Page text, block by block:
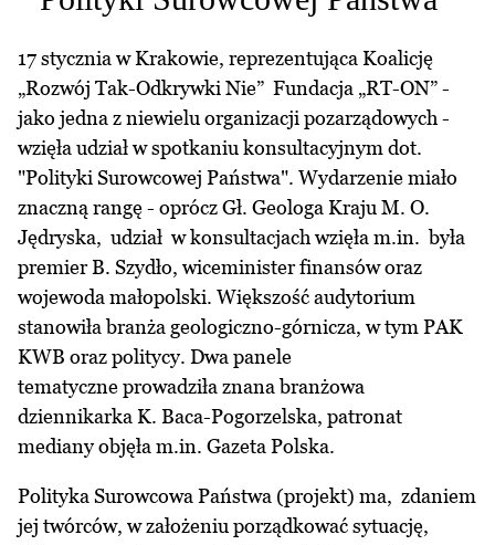
17 stycznia w Krakowie, reprezentująca Koalicję
„Rozwój Tak-Odkrywki Nie” Fundacja „RT-ON” -
jako jedna z niewielu organizacji pozarządowych -
wzięła udział w spotkaniu konsultacyjnym dot.
"Polityki Surowcowej Państwa". Wydarzenie miało
znaczną rangę - oprócz Gł. Geologa Kraju M. O.
Jędryska, udział w konsultacjach wzięła m.in. była
premier B. Szydło, wiceminister finansów oraz
wojewoda małopolski. Większość audytorium
stanowiła branża geologiczno-górnicza, w tym PAK
KWB oraz politycy. Dwa panele
tematyczne prowadziła znana branżowa
dziennikarka K. Baca-Pogorzelska, patronat
mediany objęła m.in. Gazeta Polska.
Polityka Surowcowa Państwa (projekt) ma, zdaniem
jej twórców, w założeniu porządkować sytuację,